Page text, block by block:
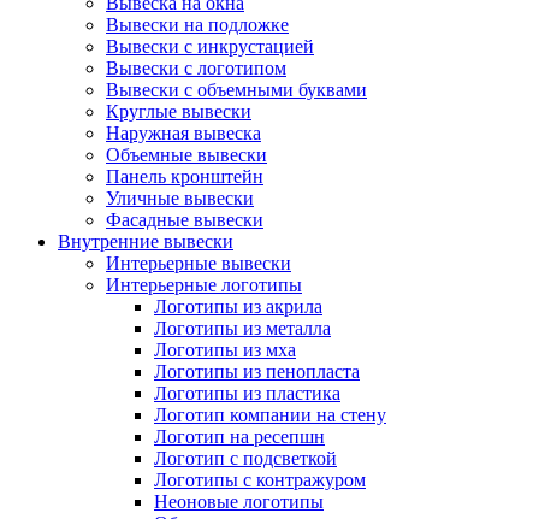
Вывески на подложке
Вывески с инкрустацией
Вывески с логотипом
Вывески с объемными буквами
Круглые вывески
Наружная вывеска
Объемные вывески
Панель кронштейн
Уличные вывески
Фасадные вывески
Внутренние вывески
Интерьерные вывески
Интерьерные логотипы
Логотипы из акрила
Логотипы из металла
Логотипы из мха
Логотипы из пенопласта
Логотипы из пластика
Логотип компании на стену
Логотип на ресепшн
Логотип с подсветкой
Логотипы с контражуром
Неоновые логотипы